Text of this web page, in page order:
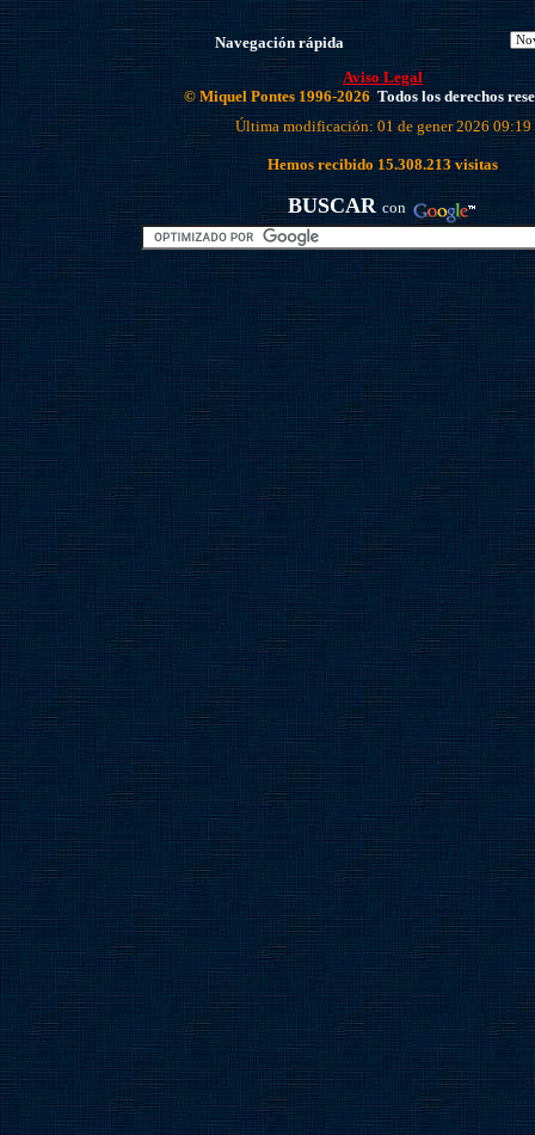
Navegación rápida
Aviso Legal
© Miquel Pontes 1996-2026 Todos los derechos
Última modificación: 01 de gener 2026 09:19
Hemos recibido 15.308.213 visitas
BUSCAR con